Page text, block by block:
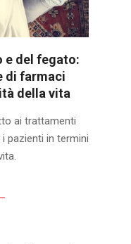
e del fegato:
di farmaci
della vita
ai trattamenti
pazienti in termini